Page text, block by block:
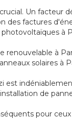
Un facteur
factures
à
renouvelable à
solaires
est
de
pour